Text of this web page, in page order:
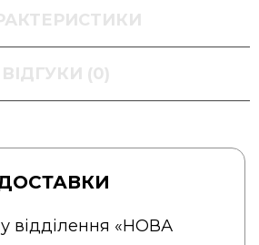
ВІДГУКИ (0)
відділення «НОВА